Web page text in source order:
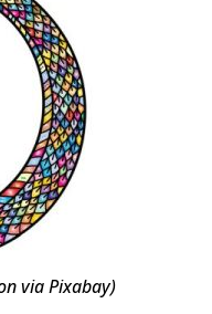
via Pixabay)